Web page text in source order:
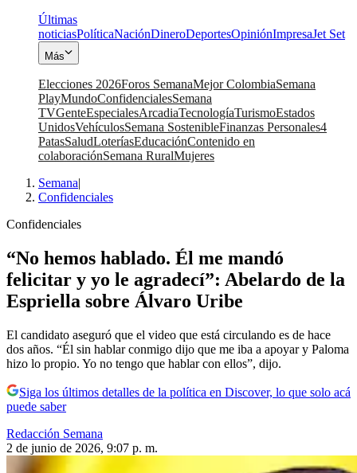
Últimas
noticiasPolíticaNaciónDineroDeportesOpiniónImpresaJet Set
Más
Elecciones 2026Foros SemanaMejor ColombiaSemana
PlayMundoConfidencialesSemana
TVGenteEspecialesArcadiaTecnologíaTurismoEstados
UnidosVehículosSemana SostenibleFinanzas Personales4
PatasSaludLoteríasEducaciónContenido en
colaboraciónSemana RuralMujeres
Semana|
Confidenciales
Confidenciales
“No hemos hablado. Él me mandó
felicitar y yo le agradecí”: Abelardo de la
Espriella sobre Álvaro Uribe
El candidato aseguró que el video que está circulando es de hace
dos años. “Él sin hablar conmigo dijo que me iba a apoyar y Paloma
hizo lo propio. Yo no tengo que hablar con ellos”, dijo.
Siga los últimos detalles de la política en Discover, lo que solo acá
puede saber
Redacción Semana
2 de junio de 2026, 9:07 p. m.